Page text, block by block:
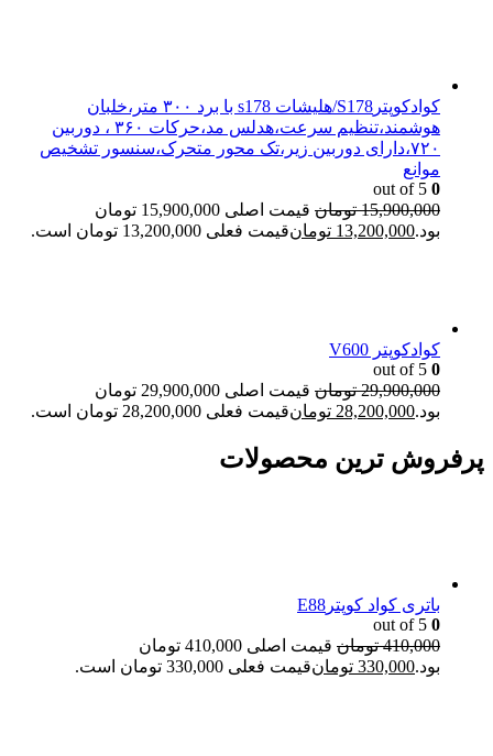
کوادکوپترS178/هلیشات s178 با برد ۳۰۰ متر،خلبان
هوشمند،تنظیم سرعت،هدلس مد،حرکات ۳۶۰ ، دوربین
۷۲۰،دارای دوربین زیر،تک محور متحرک،سنسور تشخیص
موانع
0
15,900,000 تومان
قیمت اصلی 15,900,000 تومان
بود.13,200,000 تومانقیمت فعلی 13,200,000 تومان است.
کوادکوپتر V600
0
29,900,000 تومان
قیمت اصلی 29,900,000 تومان
بود.28,200,000 تومانقیمت فعلی 28,200,000 تومان است.
پرفروش ترین محصولات
باتری کواد کوپترE88
0
410,000 تومان
قیمت اصلی 410,000 تومان
بود.330,000 تومانقیمت فعلی 330,000 تومان است.